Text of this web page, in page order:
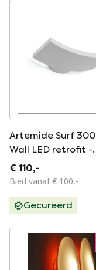
Artemide Surf 300
Wall LED retrofit -
nieuw
€ 110,-
Bied vanaf € 100,-
Gecureerd